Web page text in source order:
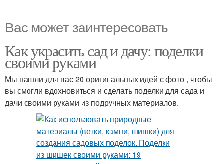
Вас может заинтересовать
Как украсить сад и дачу: поделки
своими руками
Мы нашли для вас 20 оригинальных идей с фото , чтобы
вы смогли вдохновиться и сделать поделки для сада и
дачи своими руками из подручных материалов.